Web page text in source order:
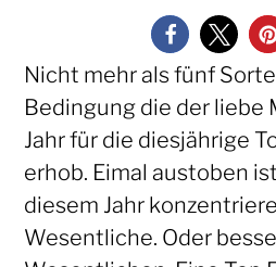
Nicht mehr als fünf
Bedingung die der liebe
Jahr für die diesjährige
erhob. Eimal austoben
diesem Jahr
Wesentliche. Oder